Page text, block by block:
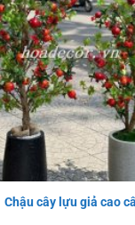
Chậu cây lựu giả cao